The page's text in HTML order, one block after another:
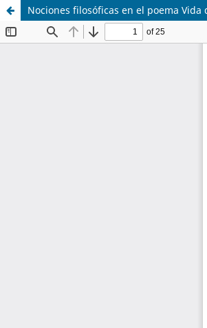
Nociones filosóficas en el poema